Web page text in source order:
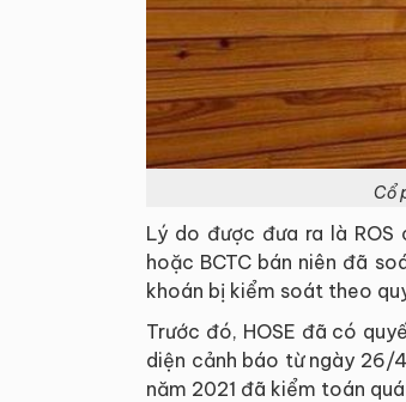
Cổ
Lý do được đưa ra là
hoặc BCTC bán niên đã
khoán bị kiểm soát theo
Trước đó, HOSE đã có
diện cảnh báo từ ngày 26/
năm 2021 đã kiểm toán